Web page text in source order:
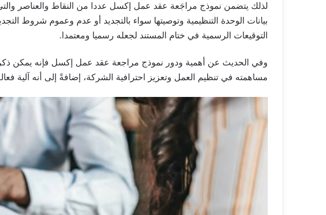
لذلك يتضمن نموذج مراجَعة عقد عمل إكسل عددا من النقاط والعناصر
بيانات الوحدة التنظيمية وتوصيتها سواء بالتجديد أو عدم وعموم شروط
التوقيعات الرسمية في ختام المستند لجعله رسميا ومعتمدا.
وفي الحديث عن أهمية ودور نموذج مراجعة عقد عمل إكسل فإنه يمكن
مساهمته في تنظيم العمل وتعزيز احترافية الشركة، إضافةً إلى أنه آلية